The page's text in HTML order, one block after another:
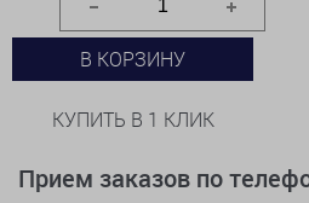
В КОРЗИНУ
КУПИТЬ В 1 КЛИК
Прием заказов по